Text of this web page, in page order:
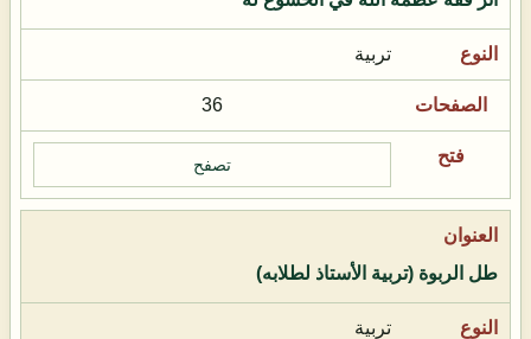
تربية
36
تصفح
طل الربوة (تربية الأستاذ لطلابه)
تربية